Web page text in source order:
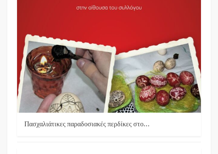
Πασχαλιάτικες παραδοσιακές περδίκες στο…